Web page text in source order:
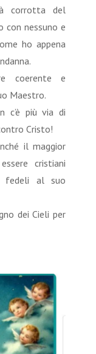
corrotta del
con nessuno e
ho appena
coerente e
Maestro.
c’è più via di
Cristo!
il maggior
cristiani
fedeli al suo
dei Cieli per